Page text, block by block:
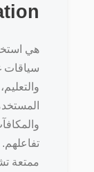
هي
سياقات
ممتعة